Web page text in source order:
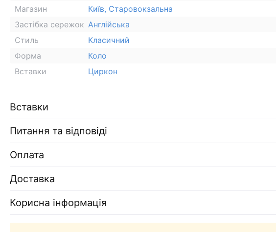
Магазин
Київ, Старовокзальна
Застібка сережок Англійська
Стиль
Класичний
Форма
Коло
Вставки
Циркон
Вставки
Питання та відповіді
Оплата
Доставка
Корисна інформація